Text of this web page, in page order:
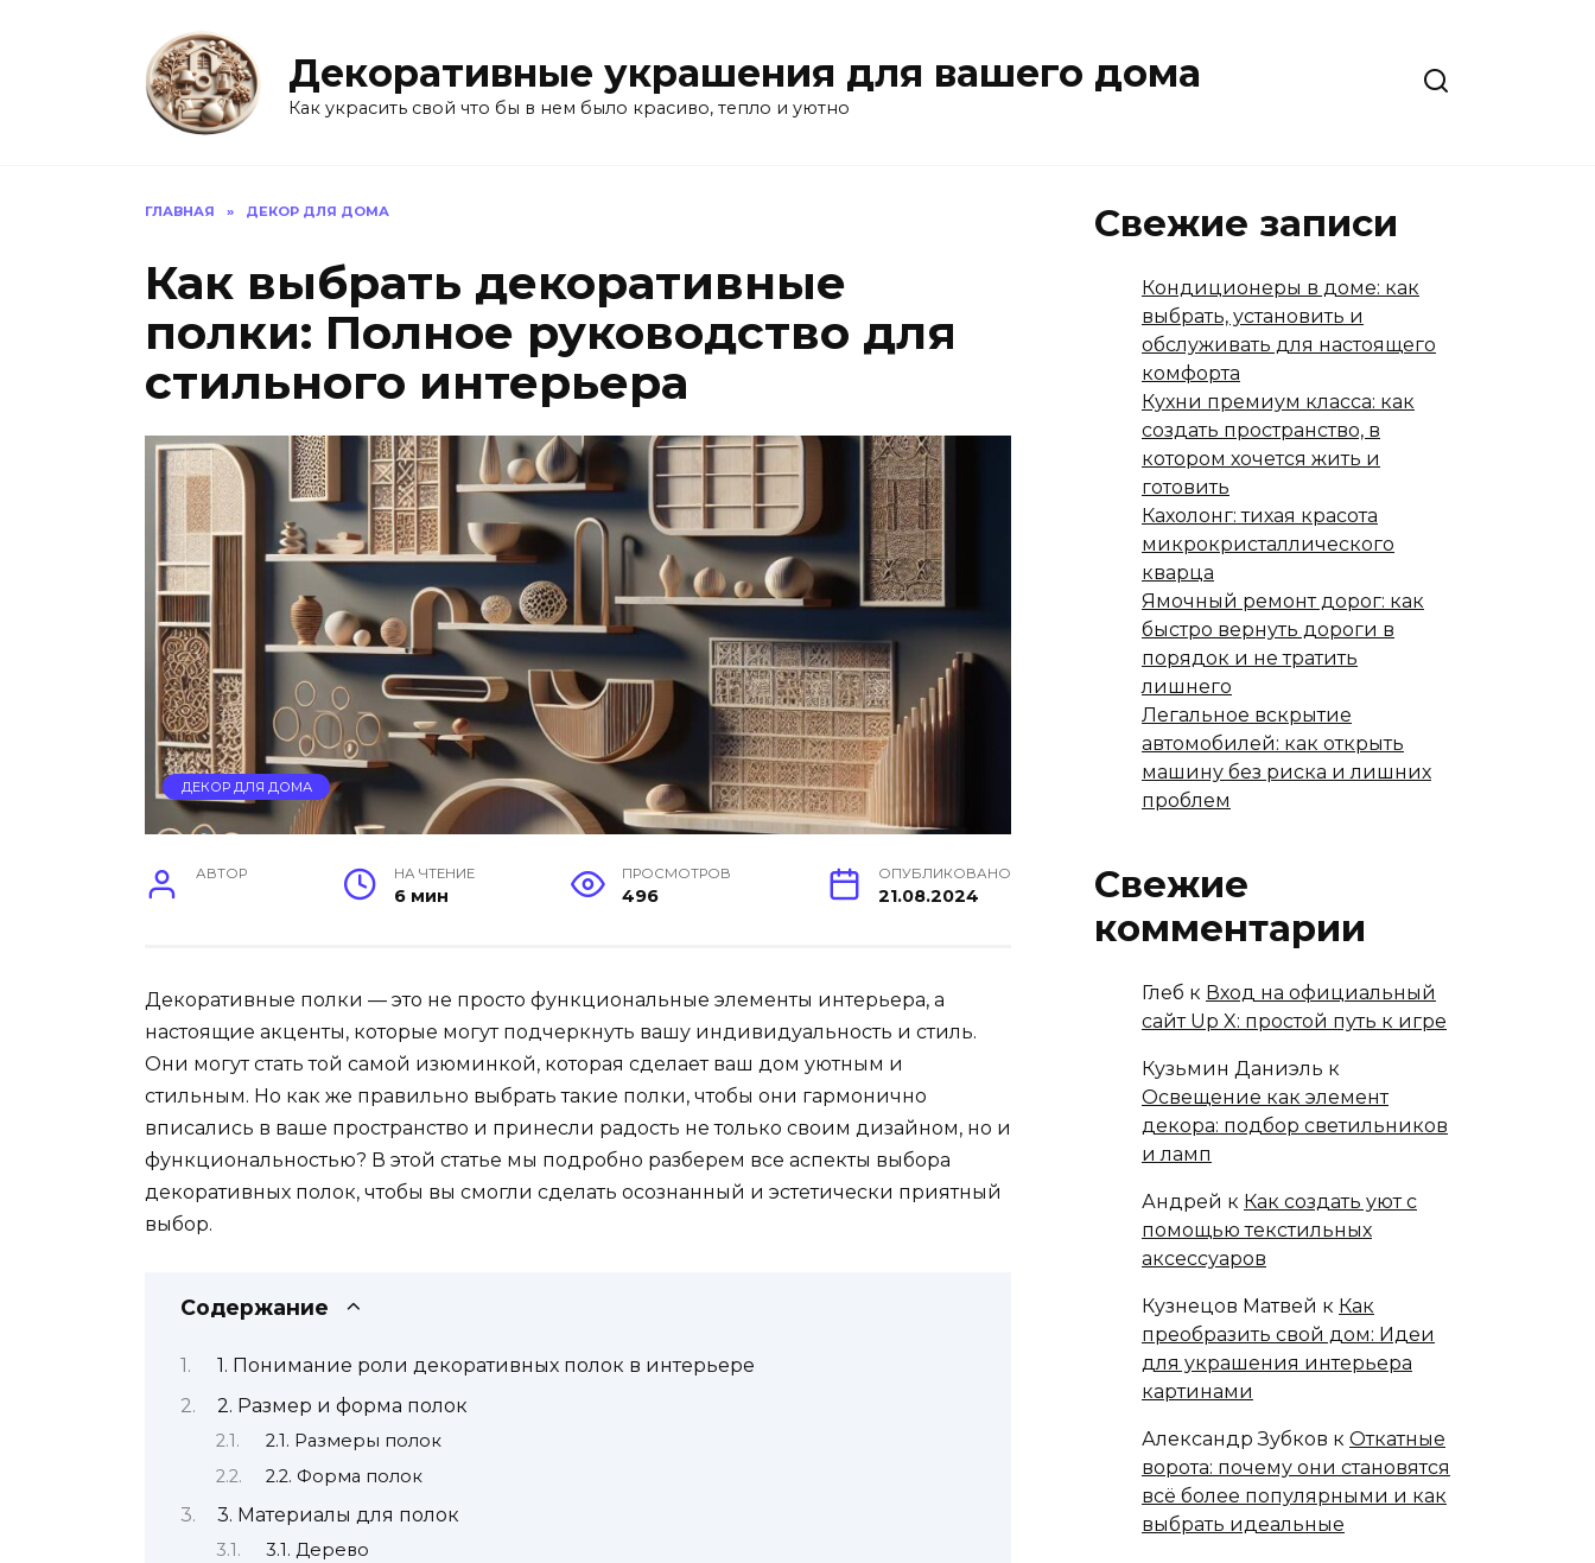
Декоративные украшения для вашего дома
Как украсить свой что бы в нем было красиво, тепло и уютно
ГЛАВНАЯ » ДЕКОР ДЛЯ ДОМА
Как выбрать декоративные
полки: Полное руководство для
стильного интерьера
ДЕКОР ДЛЯ ДОМА
АВТОР НА ЧТЕНИЕ
6 мин
ПРОСМОТРОВ
496
ОПУБЛИКОВАНО
21.08.2024
Декоративные полки — это не просто функциональные элементы интерьера, а
настоящие акценты, которые могут подчеркнуть вашу индивидуальность и стиль.
Они могут стать той самой изюминкой, которая сделает ваш дом уютным и
стильным. Но как же правильно выбрать такие полки, чтобы они гармонично
вписались в ваше пространство и принесли радость не только своим дизайном, но и
функциональностью? В этой статье мы подробно разберем все аспекты выбора
декоративных полок, чтобы вы смогли сделать осознанный и эстетически приятный
выбор.
Содержание
1. Понимание роли декоративных полок в интерьере
2. Размер и форма полок
2.1. Размеры полок
2.2. Форма полок
3. Материалы для полок
3.1. Дерево
Свежие записи
Кондиционеры в доме: как
выбрать, установить и
обслуживать для настоящего
комфорта
Кухни премиум класса: как
создать пространство, в
котором хочется жить и
готовить
Кахолонг: тихая красота
микрокристаллического
кварца
Ямочный ремонт дорог: как
быстро вернуть дороги в
порядок и не тратить
лишнего
Легальное вскрытие
автомобилей: как открыть
машину без риска и лишних
проблем
Свежие
комментарии
Глеб к Вход на официальный
сайт Up X: простой путь к игре
Кузьмин Даниэль к
Освещение как элемент
декора: подбор светильников
и ламп
Андрей к Как создать уют с
помощью текстильных
аксессуаров
Кузнецов Матвей к Как
преобразить свой дом: Идеи
для украшения интерьера
картинами
Александр Зубков к Откатные
ворота: почему они становятся
всё более популярными и как
выбрать идеальные